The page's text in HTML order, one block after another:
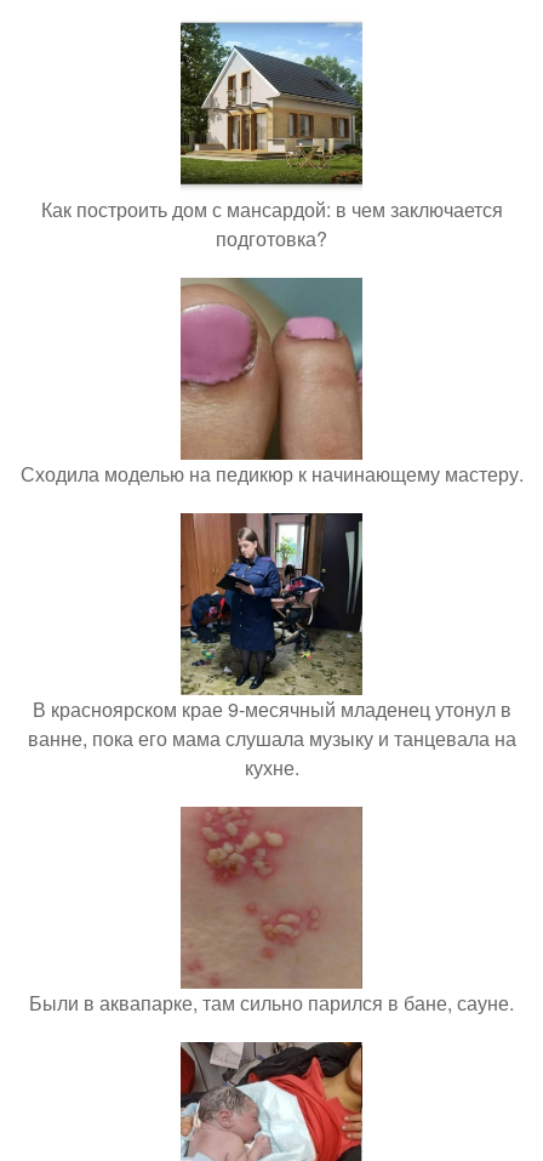
Как построить дом с мансардой: в чем заключается
подготовка?
Сходила моделью на педикюр к начинающему мастеру.
В красноярском крае 9-месячный младенец утонул в
ванне, пока его мама слушала музыку и танцевала на
кухне.
Были в аквапарке, там сильно парился в бане, сауне.